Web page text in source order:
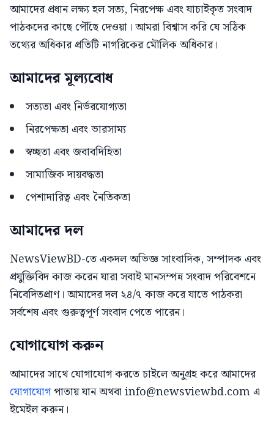
আমাদের প্রধান লক্ষ্য হল সত্য, নিরপেক্ষ এবং যাচাইকৃত সংবাদ
পাঠকদের কাছে পৌঁছে দেওয়া। আমরা বিশ্বাস করি যে সঠিক
তথ্যের অধিকার প্রতিটি নাগরিকের মৌলিক অধিকার।
আমাদের মূল্যবোধ
সত্যতা এবং নির্ভরযোগ্যতা
নিরপেক্ষতা এবং ভারসাম্য
স্বচ্ছতা এবং জবাবদিহিতা
সামাজিক দায়বদ্ধতা
পেশাদারিত্ব এবং নৈতিকতা
আমাদের দল
NewsViewBD-তে একদল অভিজ্ঞ সাংবাদিক, সম্পাদক এবং
প্রযুক্তিবিদ কাজ করেন যারা সবাই মানসম্পন্ন সংবাদ পরিবেশনে
নিবেদিতপ্রাণ। আমাদের দল ২৪/৭ কাজ করে যাতে পাঠকরা
সর্বশেষ এবং গুরুত্বপূর্ণ সংবাদ পেতে পারেন।
যোগাযোগ করুন
আমাদের সাথে যোগাযোগ করতে চাইলে অনুগ্রহ করে আমাদের
যোগাযোগপাতায় যান অথবা info@newsviewbd.com এ
ইমেইল করুন।